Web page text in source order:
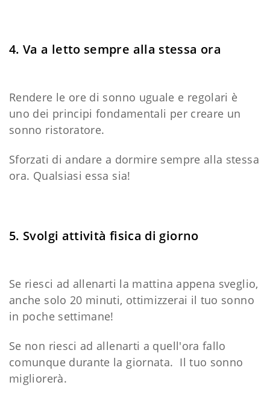
4. Va a letto sempre alla stessa ora
Rendere le ore di sonno uguale e regolari è
uno dei principi fondamentali per creare un
sonno ristoratore.
Sforzati di andare a dormire sempre alla stessa
ora. Qualsiasi essa sia!
5. Svolgi attività fisica di giorno
Se riesci ad allenarti la mattina appena sveglio,
anche solo 20 minuti, ottimizzerai il tuo sonno
in poche settimane!
Se non riesci ad allenarti a quell'ora fallo
comunque durante la giornata. Il tuo sonno
migliorerà.